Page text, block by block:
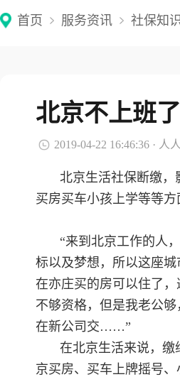
首页 服务资讯 社保知
北京不上班
2019-04-22 16:46:36 · 人
北京生活社保断缴
买房买车小孩上学等等
“来到北京工作的人
标以及梦想，所以这座
在亦庄买的房可以住了
不够资格，但是我老公
在新公司交……”
在北京生活来说，
京买房、买车上牌摇号